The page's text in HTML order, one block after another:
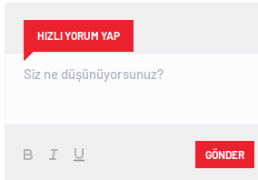
HIZLI YORUM YAP
GÖNDER